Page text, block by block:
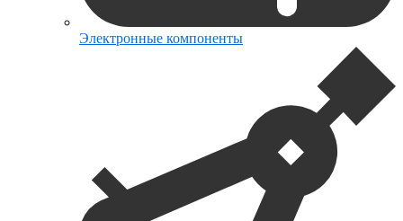
Электронные компоненты